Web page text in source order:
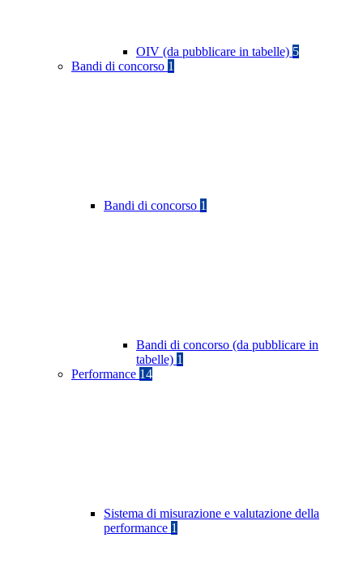
OIV (da pubblicare in tabelle) 5
Bandi di concorso 1
Bandi di concorso 1
Bandi di concorso (da pubblicare in
tabelle) 1
Performance 14
Sistema di misurazione e valutazione della
performance 1